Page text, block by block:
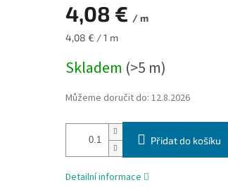
4,08 € / m
Měrná
4,08 € / 1 m
Skladem (>5 m)
Můžeme doručit do: 12.8.2026
Přidat do košíku
Detailní informace